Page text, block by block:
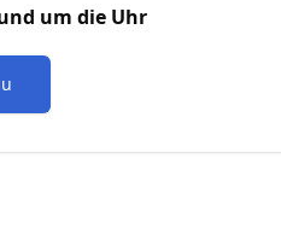
um die Uhr